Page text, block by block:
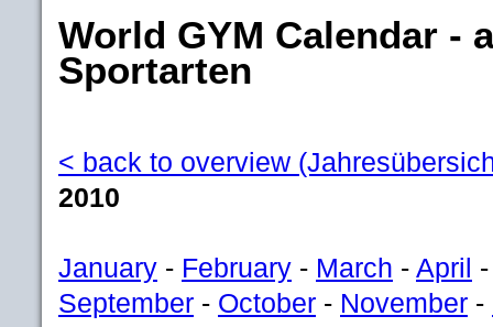
World GYM Calendar -
Sportarten
< back to overview
2010
January - February - March - April
September - October - November -